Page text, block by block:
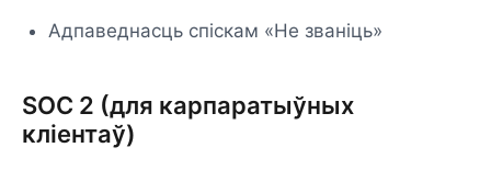
Адпаведнасць спіскам «Не званіць»
SOC 2 (для карпаратыўных
кліентаў)